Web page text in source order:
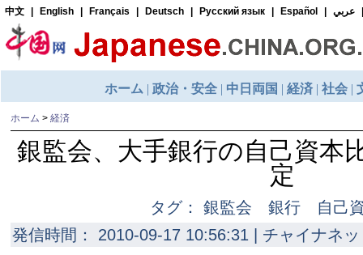
ホーム > 経済
銀監会、大手銀行の自己資本
定
タグ： 銀監会 銀行 自己
発信時間： 2010-09-17 10:56:31 | チャイナネ